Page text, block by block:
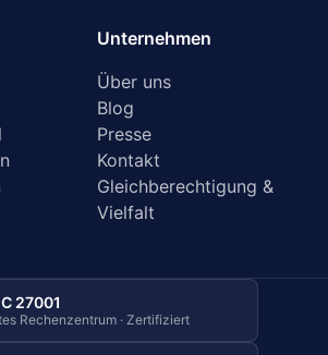
Unternehmen
Über uns
Blog
Presse
Kontakt
Gleichberechtigung &
Vielfalt
27001
Rechenzentrum · Zertifiziert